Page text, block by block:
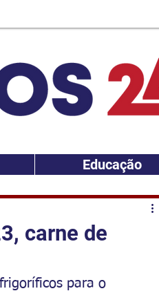
Educação
carne de
para o